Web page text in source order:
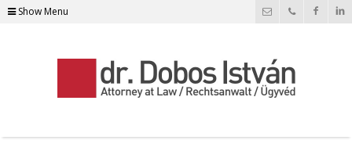
Show Menu